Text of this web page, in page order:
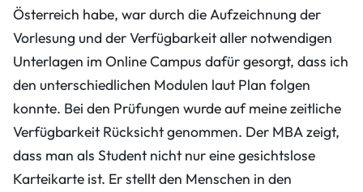
Österreich habe, war durch die Aufzeichnung der
Vorlesung und der Verfügbarkeit aller notwendigen
Unterlagen im Online Campus dafür gesorgt, dass ich
den unterschiedlichen Modulen laut Plan folgen
konnte. Bei den Prüfungen wurde auf meine zeitliche
Verfügbarkeit Rücksicht genommen. Der MBA zeigt,
dass man als Student nicht nur eine gesichtslose
Karteikarte ist. Er stellt den Menschen in den